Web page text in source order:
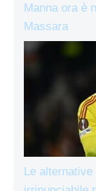
Manna ora è
Massara
Le